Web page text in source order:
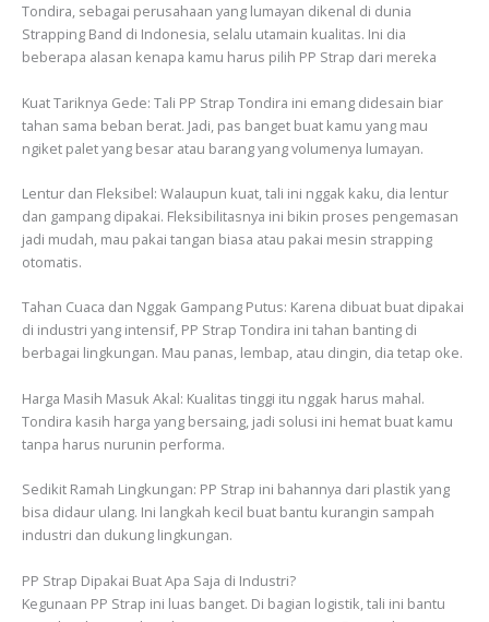
Tondira, sebagai perusahaan yang lumayan dikenal di dunia
Strapping Band di Indonesia, selalu utamain kualitas. Ini dia
beberapa alasan kenapa kamu harus pilih PP Strap dari mereka
Kuat Tariknya Gede: Tali PP Strap Tondira ini emang didesain biar
tahan sama beban berat. Jadi, pas banget buat kamu yang mau
ngiket palet yang besar atau barang yang volumenya lumayan.
Lentur dan Fleksibel: Walaupun kuat, tali ini nggak kaku, dia lentur
dan gampang dipakai. Fleksibilitasnya ini bikin proses pengemasan
jadi mudah, mau pakai tangan biasa atau pakai mesin strapping
otomatis.
Tahan Cuaca dan Nggak Gampang Putus: Karena dibuat buat dipakai
di industri yang intensif, PP Strap Tondira ini tahan banting di
berbagai lingkungan. Mau panas, lembap, atau dingin, dia tetap oke.
Harga Masih Masuk Akal: Kualitas tinggi itu nggak harus mahal.
Tondira kasih harga yang bersaing, jadi solusi ini hemat buat kamu
tanpa harus nurunin performa.
Sedikit Ramah Lingkungan: PP Strap ini bahannya dari plastik yang
bisa didaur ulang. Ini langkah kecil buat bantu kurangin sampah
industri dan dukung lingkungan.
PP Strap Dipakai Buat Apa Saja di Industri?
Kegunaan PP Strap ini luas banget. Di bagian logistik, tali ini bantu